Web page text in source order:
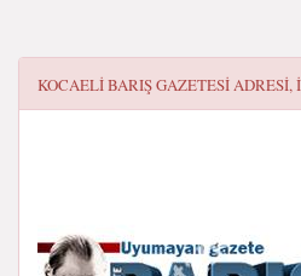
KOCAELI BARIŞ GAZETESIADRESI,